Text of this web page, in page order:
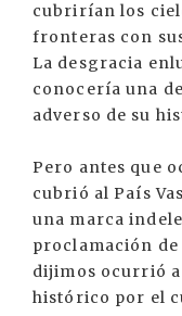
cubrirían los
fronteras con
La desgracia
conocería una
adverso de su
Pero antes que
cubrió al País
una marca
proclamación de
dijimos ocurrió a
histórico por el